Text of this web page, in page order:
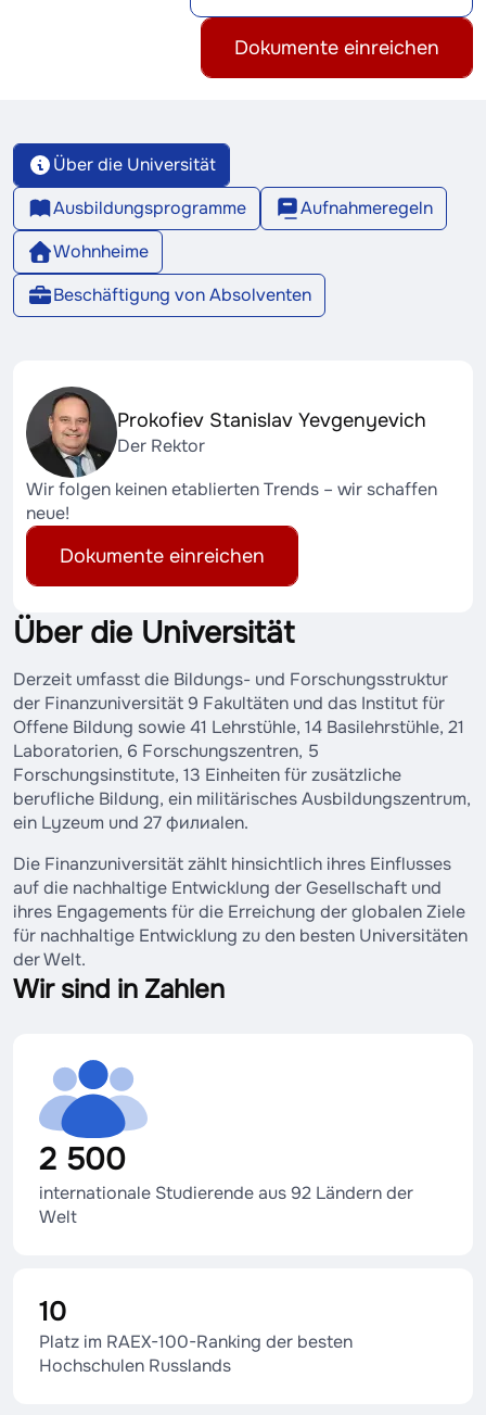
Dokumente einreichen
Über die Universität
Ausbildungsprogramme
Aufnahmeregeln
Wohnheime
Beschäftigung von Absolventen
Prokofiev Stanislav Yevgenyevich
Der Rektor
Wir folgen keinen etablierten Trends – wir schaffen
neue!
Dokumente einreichen
Über die Universität
Derzeit umfasst die Bildungs- und Forschungsstruktur
der Finanzuniversität 9 Fakultäten und das Institut für
Offene Bildung sowie 41 Lehrstühle, 14 Basilehrstühle, 21
Laboratorien, 6 Forschungszentren, 5
Forschungsinstitute, 13 Einheiten für zusätzliche
berufliche Bildung, ein militärisches Ausbildungszentrum,
ein Lyzeum und 27 филиalen.
Die Finanzuniversität zählt hinsichtlich ihres Einflusses
auf die nachhaltige Entwicklung der Gesellschaft und
ihres Engagements für die Erreichung der globalen Ziele
für nachhaltige Entwicklung zu den besten Universitäten
der Welt.
Wir sind in Zahlen
2 500
internationale Studierende aus 92 Ländern der
Welt
10
Platz im RAEX-100-Ranking der besten
Hochschulen Russlands